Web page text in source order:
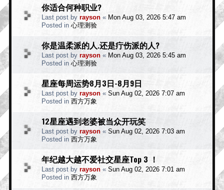
你适合何种职业?
Last post by rayson « Mon Aug 03, 2026 5:47 am
Posted in心理测验
你是温柔派的人.还是疔伤派的人?
Last post by rayson « Mon Aug 03, 2026 5:45 am
Posted in 心理测验
星座每周运势8月3日-8月9日
Last post by rayson « Sun Aug 02, 2026 7:07 am
Posted in 西方万象
12星座遇到老婆被当众开玩笑
Last post by rayson « Sun Aug 02, 2026 7:03 am
Posted in 西方万象
年纪越大越不爱社交星座Top 3 ！
Last post by rayson « Sun Aug 02, 2026 7:01 am
Posted in 西方万象